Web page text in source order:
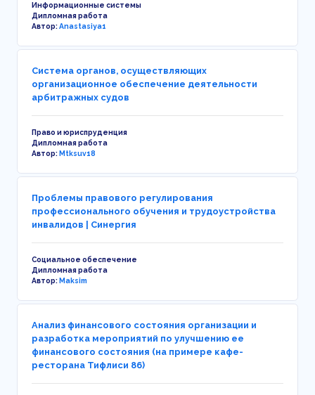
Информационные системы
Дипломная работа
Автор:Anastasiya1
Система органов, осуществляющих
организационное обеспечение деятельности
арбитражных судов
Право и юриспруденция
Дипломная работа
Автор:Mtksuv18
Проблемы правового регулирования
профессионального обучения и трудоустройства
инвалидов | Синергия
Социальное обеспечение
Дипломная работа
Автор:Maksim
Анализ финансового состояния организации и
разработка мероприятий по улучшению ее
финансового состояния (на примере кафе-
ресторана Тифлиси 86)